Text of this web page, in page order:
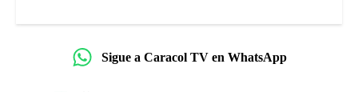
Sigue a Caracol TV en WhatsApp